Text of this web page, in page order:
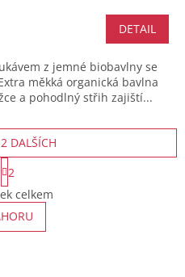
DETAIL
z jemné biobavlny se
měkká organická bavlna
a pohodlný střih zajiští...
O
v
l
á
DALŠÍCH
S
t
r
á
n
k
2
celkem